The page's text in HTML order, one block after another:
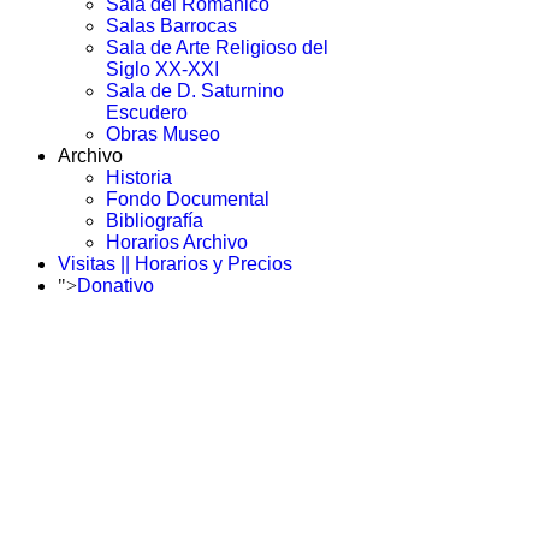
Sala del Románico
Salas Barrocas
Sala de Arte Religioso del
Siglo XX-XXI
Sala de D. Saturnino
Escudero
Obras Museo
Archivo
Historia
Fondo Documental
Bibliografía
Horarios Archivo
Visitas || Horarios y Precios
">Donativo